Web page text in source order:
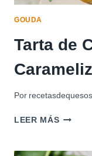
GOUDA
Tarta de
Por recetasdequesos
LEER MÁSTARTA